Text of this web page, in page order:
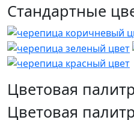
Стандартные
Цветовая
Цветовая